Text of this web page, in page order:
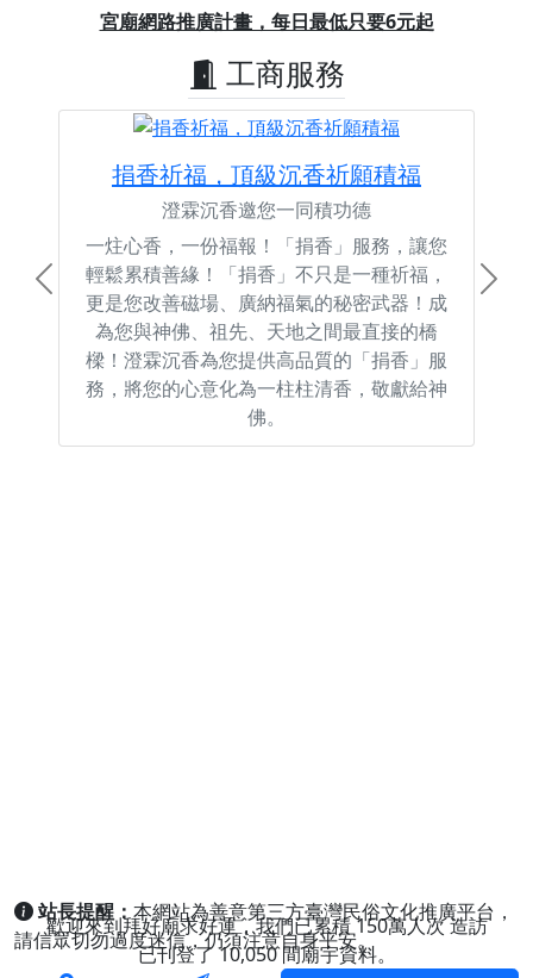
宮廟網路推廣計畫，每日最低只要6元起
Previous
工商服務
捐香祈福，頂級沉香祈願積福
澄霖沉香邀您一同積功德
一炷心香，一份福報！「捐香」服務，讓您
輕鬆累積善緣！「捐香」不只是一種祈福，
更是您改善磁場、廣納福氣的秘密武器！成
為您與神佛、祖先、天地之間最直接的橋
樑！澄霖沉香為您提供高品質的「捐香」服
務，將您的心意化為一柱柱清香，敬獻給神
佛。
Previous Next
站長提醒：本網站為善意第三方臺灣民俗文化推廣平台，
請信眾切勿過度迷信，仍須注意自身平安。
歡迎來到拜好廟求好運，我們已累積150萬人次造訪
已刊登了10,050間廟宇資料。